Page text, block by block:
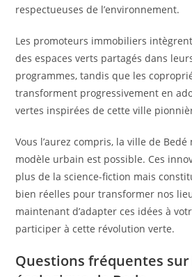
respectueuses de l’environnement.
Les promoteurs immobiliers
des espaces verts partagés dans
programmes, tandis que les
transforment progressivement en
vertes inspirées de cette ville
Vous l’aurez compris, la ville de
modèle urbain est possible. Ces
plus de la science-fiction mais
bien réelles pour transformer nos
maintenant d’adapter ces idées à
participer à cette révolution verte.
Questions fréquentes